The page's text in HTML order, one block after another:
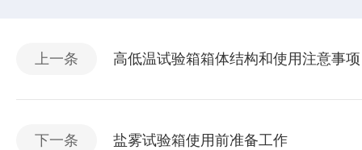
上一条 高低温试验箱箱体结构和使用注意事项
下一条 盐雾试验箱使用前准备工作